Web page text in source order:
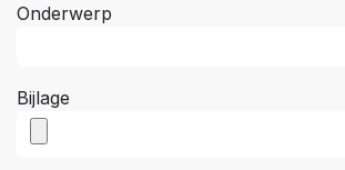
Onderwerp
Bijlage